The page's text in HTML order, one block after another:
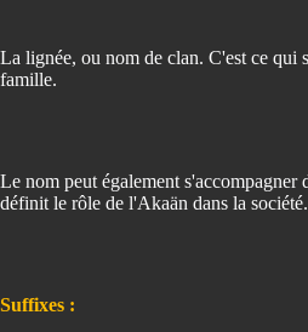
La lignée, ou nom de clan. C'est ce qui
famille.
Le nom peut également
définit le rôle de l'Akaän dans la société.
Suffixes :